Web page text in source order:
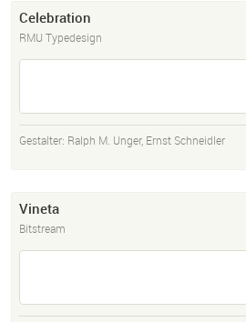
Celebration
RMU Typedesign
Gestalter: Ralph M. Unger, Ernst Schneidler
Vineta
Bitstream